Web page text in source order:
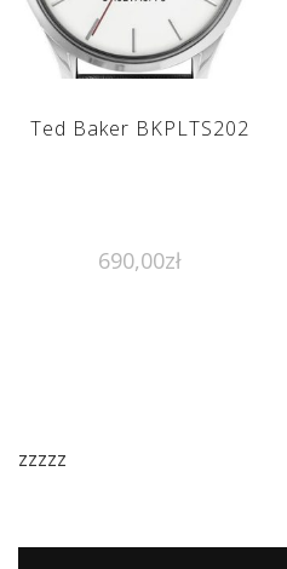
Ted Baker BKPLTS202
690,00zł
zzzzz